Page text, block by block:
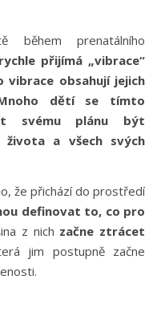
prenatálního
přijímá „vibrace“
obsahují jejich
dětí se tímto
svému plánu být
života a všech svých
že přichází do prostředí
definovat to, co pro
z nich začne ztrácet
jim postupně začne